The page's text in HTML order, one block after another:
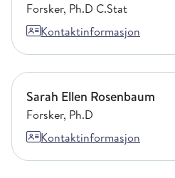
Forsker, Ph.D C.Stat
Kontaktinformasjon
Sarah Ellen Rosenbaum
Sarah Ellen Rosenbaum
Forsker, Ph.D
Kontaktinformasjon